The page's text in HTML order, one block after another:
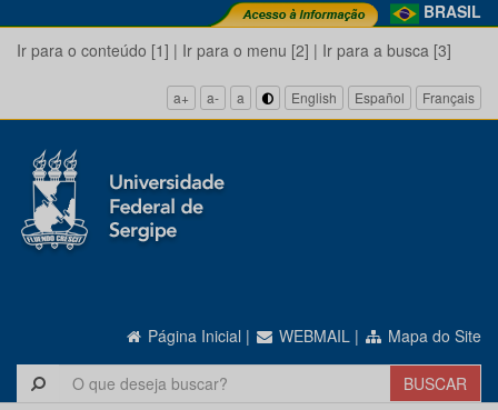
BRASIL
Ir para o conteúdo [1] | Ir para o menu [2] | Ir para a busca [3]
a+ a- a English Español Français
Página Inicial | WEBMAIL | Mapa do Site